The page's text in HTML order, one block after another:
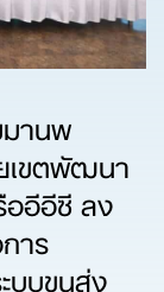
านพ
เขตพัฒนา
อีอีซี ลง
าร
บบขนส่ง